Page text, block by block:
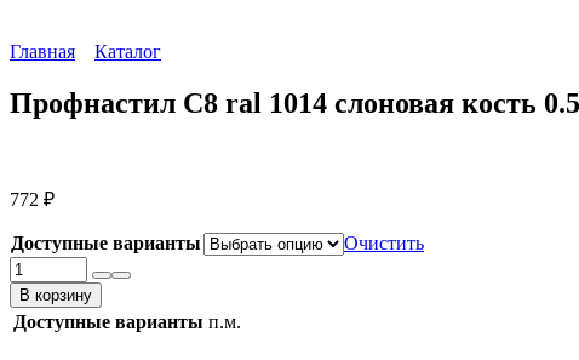
Главная Каталог
Профнастил С8 ral 1014 слоновая кость
772 ₽
Доступные варианты
Очистить
Количество
товара
Профнастил
С8
В корзину
Доступные варианты п.м.